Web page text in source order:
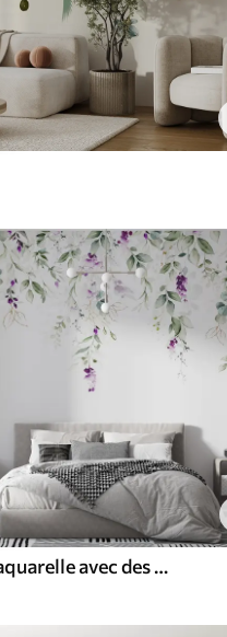
composition à l'aquarelle avec des fleurs de lavande